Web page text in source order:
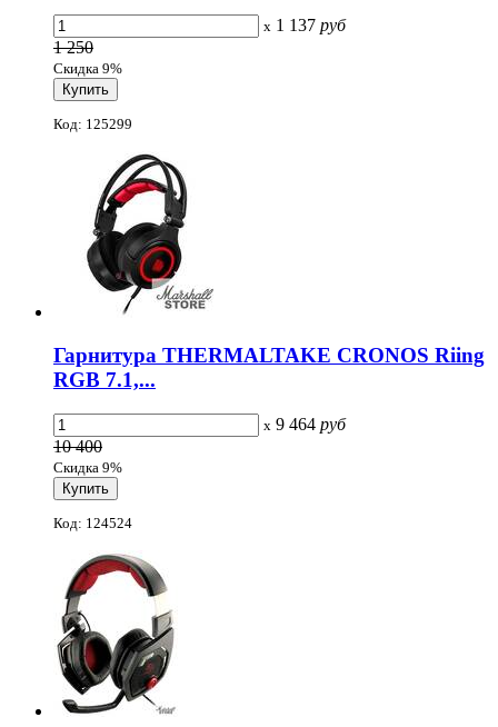
x 1 137 руб
1 250
Скидка 9%
Код: 125299
Гарнитура THERMALTAKE CRONOS Riing
RGB 7.1,...
x 9 464 руб
10 400
Скидка 9%
Код: 124524